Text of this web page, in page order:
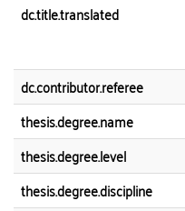
dc.title.translated
dc.contributor.referee
thesis.degree.name
thesis.degree.level
thesis.degree.discipline